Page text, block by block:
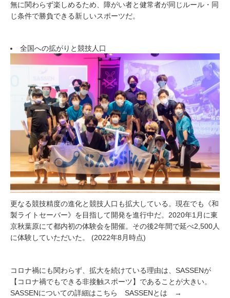
無に関わらず楽しめるため、障がい者と健常者が同じルール・同
じ条件で勝負できる新しいスポーツだ。
全国への拡がりと競技人口
更なる競技精度の進化と競技人口も拡大している。現在でも《和
製ライトセーバー》を目指して開発を進行中だ。2020年1月に東
京秋葉原にて都内初の体験会を開催。その後2年間で延べ2,500人
に体験していただいた。 (2022年8月時点)
コロナ禍にも関わらず、拡大を続けている理由は、SASSENが
【コロナ禍でもできる非接触スポーツ】であることが大きい。
SASSENについての詳細はこちら SASSENとは →